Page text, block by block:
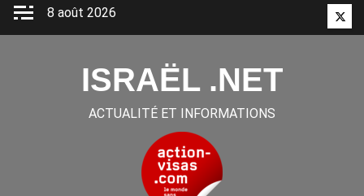
Aller
8 août 2026
ISRAËL .NET
ACTUALITÉ ET INFORMATIONS